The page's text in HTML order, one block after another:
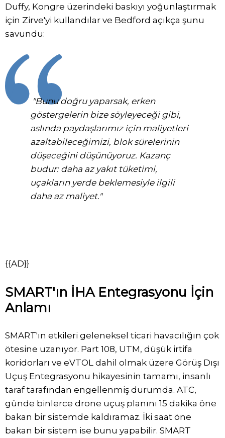
Duffy, Kongre üzerindeki baskıyı yoğunlaştırmak
için Zirve'yi kullandılar ve Bedford açıkça şunu
savundu:
"Bunu doğru yaparsak, erken
göstergelerin bize söyleyeceği gibi,
aslında paydaşlarımız için maliyetleri
azaltabileceğimizi, blok sürelerinin
düşeceğini düşünüyoruz. Kazanç
budur: daha az yakıt tüketimi,
uçakların yerde beklemesiyle ilgili
daha az maliyet."
{{AD}}
SMART'ın İHA Entegrasyonu İçin
Anlamı
SMART'ın etkileri geleneksel ticari havacılığın çok
ötesine uzanıyor. Part 108, UTM, düşük irtifa
koridorları ve eVTOL dahil olmak üzere Görüş Dışı
Uçuş Entegrasyonu hikayesinin tamamı, insanlı
taraf tarafından engellenmiş durumda. ATC,
günde binlerce drone uçuş planını 15 dakika öne
bakan bir sistemde kaldıramaz. İki saat öne
bakan bir sistem ise bunu yapabilir. SMART